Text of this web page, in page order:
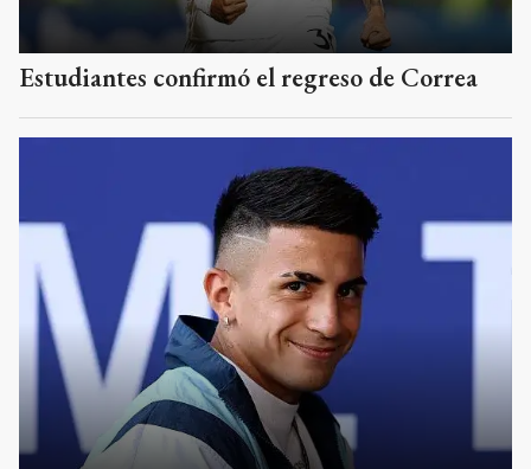
Estudiantes confirmó el regreso de Correa